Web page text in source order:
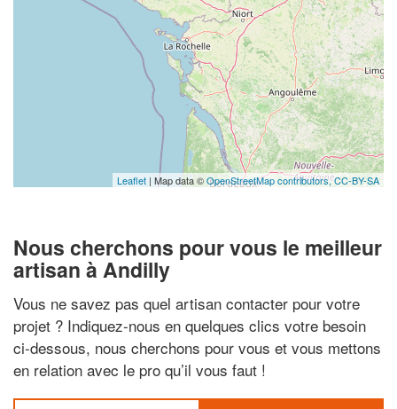
Leaflet | Map data ©OpenStreetMap contributors,CC-BY-SA
Nous cherchons pour vous le meilleur
artisan à Andilly
Vous ne savez pas quel artisan contacter pour votre
projet ? Indiquez-nous en quelques clics votre besoin
ci-dessous, nous cherchons pour vous et vous mettons
en relation avec le pro qu’il vous faut !